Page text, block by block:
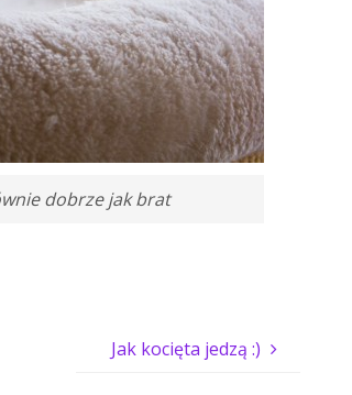
dobrze jak brat
Jak kocięta jedzą :)